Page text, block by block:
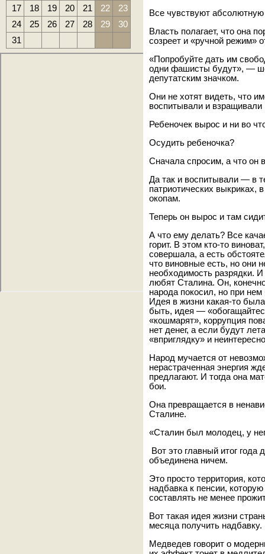
17
18 19 20 21 22
23
24
25 26 27 28 29
30
31
Все чувствуют
Власть полагает, что она
созреет и «ручной режим»
«Попробуйте дать им
одни фашисты будут», —
депутатским значком.
Они не хотят видеть, что
воспитывали и взращивали
Ребеночек вырос и ни во
Осудить ребеночка?
Сначала спросим, а что он
Да так и воспитывали — в
патриотических выкриках,
окопам.
Теперь он вырос и там
А что ему делать? Все
горит. В этом кто-то
совершала, а есть
что виновные есть, но они
необходимость разрядки.
любят Сталина. Он,
народа покосил, но при
Идея в жизни какая-то
быть, идея —
«кошмарят», коррупция
нет денег, а если будут
«вприглядку» и
Народ мучается от
нерастраченная энергия
предлагают. И тогда она
бои.
Она превращается в
Сталине.
«Сталин был молодец, у
Вот это главный итог
объединена ничем.
Это просто территория,
надбавка к пенсии,
составлять не менее
Вот такая идея жизни
месяца получить надбавку.
Медведев говорит о